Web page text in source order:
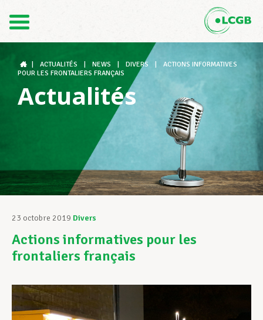
DE
Le LCGB
Structures syndicales
Assistance au Travail
Vos droits
Assistance en vie privée
ACTUALITÉS NEWS DIVERS
ACTIONS INFORMATIVES
POUR LES FRONTALIERS FRANÇAIS
Actualités
23 octobre 2019 Divers
Actions informatives pour les
frontaliers français